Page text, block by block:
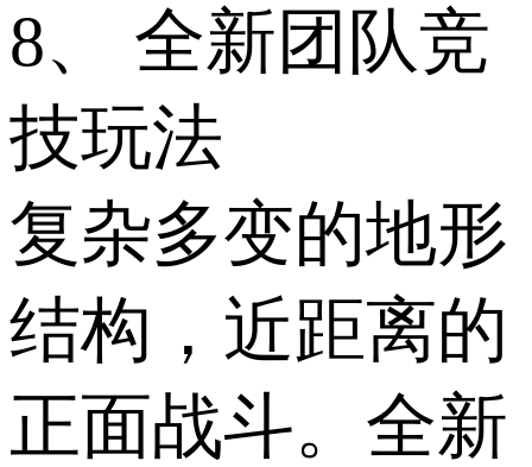
8、 全新团队竞
技玩法
复杂多变的地形
结构，近距离的
正面战斗。全新